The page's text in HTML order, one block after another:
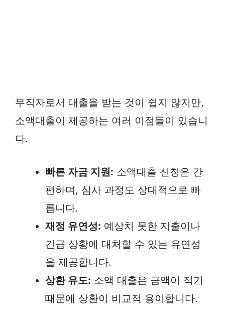
무직자로서 대출을 받는 것이 쉽지 않지만,
소액대출이 제공하는 여러 이점들이 있습니
다.
빠른 자금 지원: 소액대출 신청은 간
편하며, 심사 과정도 상대적으로 빠
릅니다.
재정 유연성: 예상치 못한 지출이나
긴급 상황에 대처할 수 있는 유연성
을 제공합니다.
상환 유도: 소액 대출은 금액이 적기
때문에 상환이 비교적 용이합니다.